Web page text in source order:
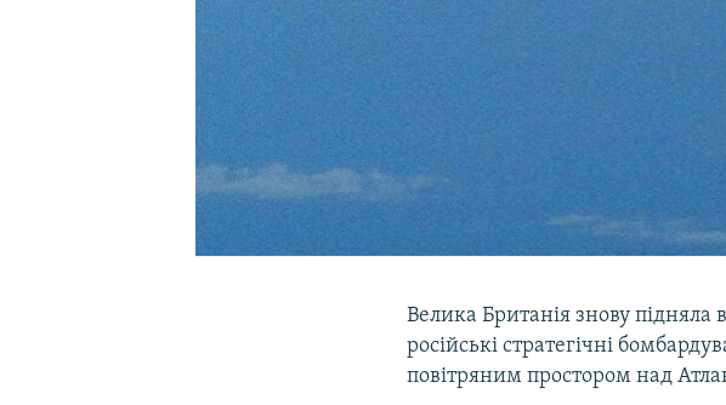
Велика Британія знову підняла
російські стратегічні
повітряним простором над